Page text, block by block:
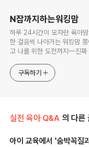
N잡까지하는워킹맘
하루 24시간이 모자란 육아
한 걸음씩 나아가는 워킹맘
고 나를 위한 도전까지—진짜
구독하기
실전 육아 Q&A 의 다른
아이 교육에서 '숨박꼭질